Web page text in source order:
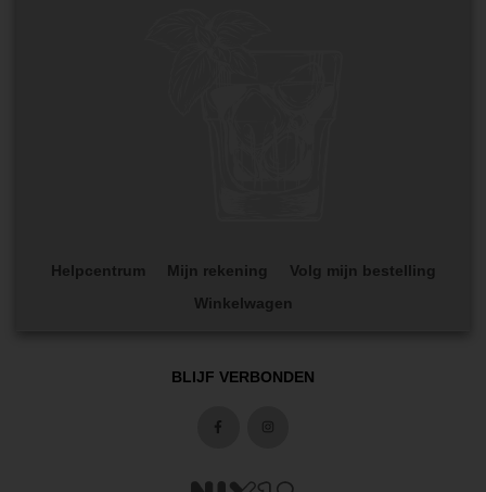
Helpcentrum Mijn rekening
Volg mijn bestelling
Winkelwagen
BLIJF VERBONDEN